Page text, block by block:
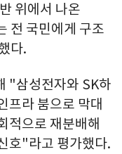
위에서 나온
전 국민에게 구조
다.
"삼성전자와 SK하
프라 붐으로 막대
적으로 재분배해
호"라고 평가했다.